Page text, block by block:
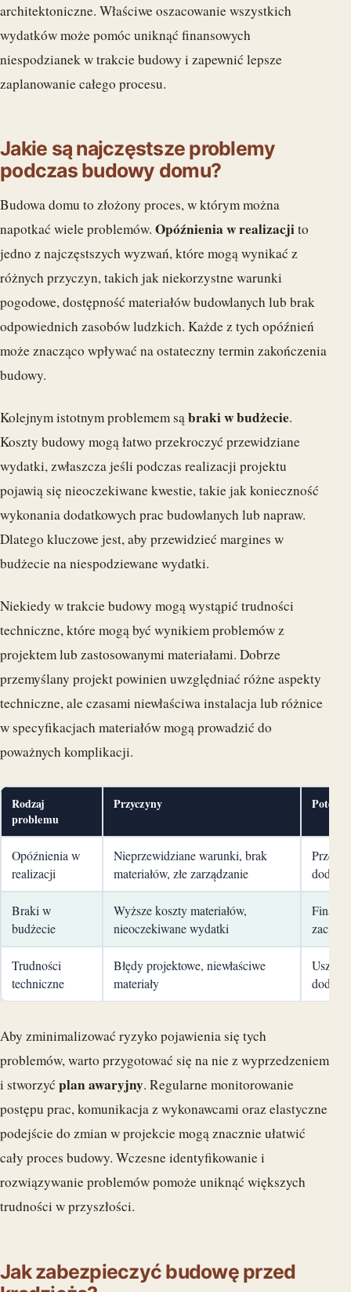
architektoniczne. Właściwe oszacowanie wszystkich
wydatków może pomóc uniknąć finansowych
niespodzianek w trakcie budowy i zapewnić lepsze
zaplanowanie całego procesu.
Jakie są najczęstsze problemy
podczas budowy domu?
Budowa domu to złożony proces, w którym można
napotkać wiele problemów. Opóźnienia w realizacjito
jedno z najczęstszych wyzwań, które mogą wynikać z
różnych przyczyn, takich jak niekorzystne warunki
pogodowe, dostępność materiałów budowlanych lub brak
odpowiednich zasobów ludzkich. Każde z tych opóźnień
może znacząco wpływać na ostateczny termin zakończenia
budowy.
Kolejnym istotnym problemem sąbraki w budżecie.
Koszty budowy mogą łatwo przekroczyć przewidziane
wydatki, zwłaszcza jeśli podczas realizacji projektu
pojawią się nieoczekiwane kwestie, takie jak konieczność
wykonania dodatkowych prac budowlanych lub napraw.
Dlatego kluczowe jest, aby przewidzieć margines w
budżecie na niespodziewane wydatki.
Niekiedy w trakcie budowy mogą wystąpić trudności
techniczne, które mogą być wynikiem problemów z
projektem lub zastosowanymi materiałami. Dobrze
przemyślany projekt powinien uwzględniać różne aspekty
techniczne, ale czasami niewłaściwa instalacja lub różnice
w specyfikacjach materiałów mogą prowadzić do
poważnych komplikacji.
Rodzaj
problemu
Przyczyny
Opóźnienia w
realizacji
Nieprzewidziane warunki, brak
materiałów, złe zarządzanie
Braki w
budżecie
Wyższe koszty materiałów,
nieoczekiwane wydatki
Trudności
techniczne
Błędy projektowe, niewłaściwe
materiały
Aby zminimalizować ryzyko pojawienia się tych
problemów, warto przygotować się na nie z wyprzedzeniem
i stworzyć plan awaryjny. Regularne monitorowanie
postępu prac, komunikacja z wykonawcami oraz elastyczne
podejście do zmian w projekcie mogą znacznie ułatwić
cały proces budowy. Wczesne identyfikowanie i
rozwiązywanie problemów pomoże uniknąć większych
trudności w przyszłości.
Jak zabezpieczyć budowę przed